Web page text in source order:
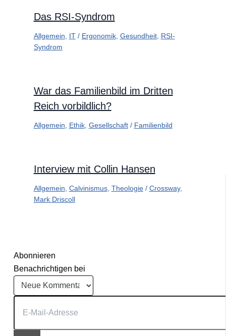
Das RSI-Syndrom
Allgemein IT/ Ergonomik, Gesundheit, RSI-
Syndrom
War das Familienbild im Dritten
Reich vorbildlich?
Allgemein Ethik, Gesellschaft/ Familienbild
Interview mit Collin Hansen
Allgemein Calvinismus, Theologie/ Crossway,
Mark Driscoll
Abonnieren
Benachrichtigen bei